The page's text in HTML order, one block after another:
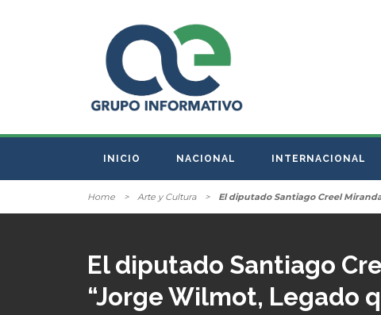
INICIO NACIONAL INTERNACIONAL
Home > Arte y Cultura > El diputado Santiago Creel
El diputado Santiago
“Jorge Wilmot, Legado